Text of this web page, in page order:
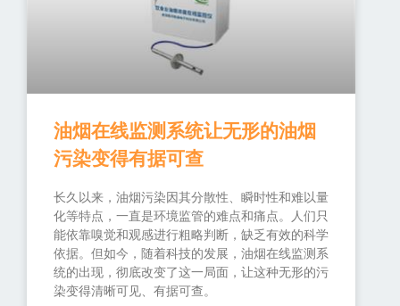
油烟在线监测系统让无形的油烟
污染变得有据可查
长久以来，油烟污染因其分散性、瞬时性和难以量
化等特点，一直是环境监管的难点和痛点。人们只
能依靠嗅觉和观感进行粗略判断，缺乏有效的科学
依据。但如今，随着科技的发展，油烟在线监测系
统的出现，彻底改变了这一局面，让这种无形的污
染变得清晰可见、有据可查。